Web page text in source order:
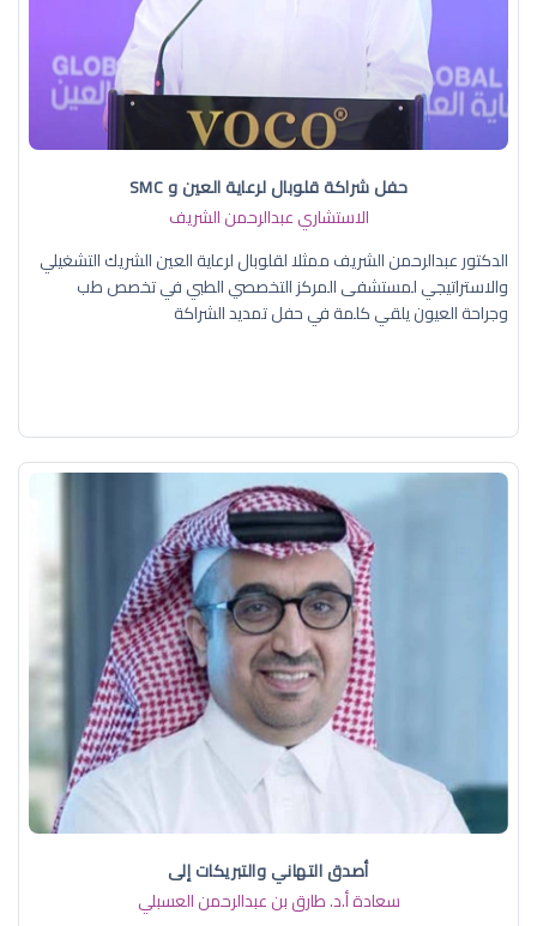
حفل شراكة قلوبال لرعاية العين و SMC
الاستشاري عبدالرحمن الشريف
الدكتور عبدالرحمن الشريف ممثلا لقلوبال لرعاية العين الشريك التشغيلي
والاستراتيجي لمستشفى المركز التخصصي الطبي في تخصص طب
وجراحة العيون يلقي كلمة في حفل تمديد الشراكة
أصدق التهاني والتبريكات إلى
سعادة أ.د. ​طارق بن عبدالرحمن العسبلي